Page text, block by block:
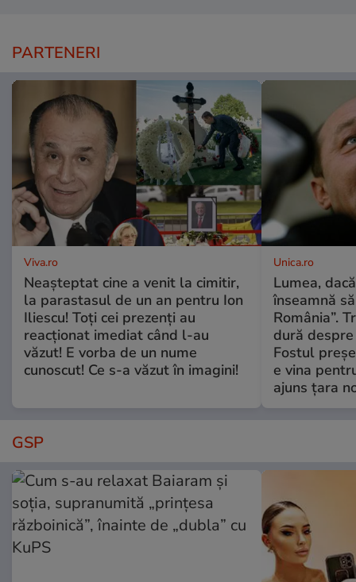
PARTENERI
Viva.ro
Neașteptat cine a venit la cimitir,
la parastasul de un an pentru Ion
Iliescu! Toți cei prezenți au
reacționat imediat când l-au
văzut! E vorba de un nume
cunoscut! Ce s-a văzut în imagini!
Unica.ro
Lumea,
înseamnă
România”.
dură
Fostul
e vina
ajuns țara
GSP